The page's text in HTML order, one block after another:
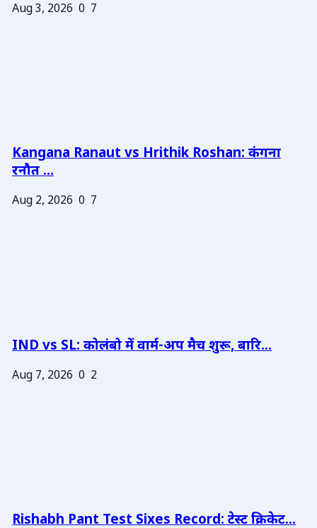
Aug 3, 2026 0 7
Kangana Ranaut vs Hrithik Roshan: कंगना
रनौत ...
Aug 2, 2026 0 7
IND vs SL: कोलंबो में वार्म-अप मैच शुरू, बारि...
Aug 7, 2026 0 2
Rishabh Pant Test Sixes Record: टेस्ट क्रिकेट...